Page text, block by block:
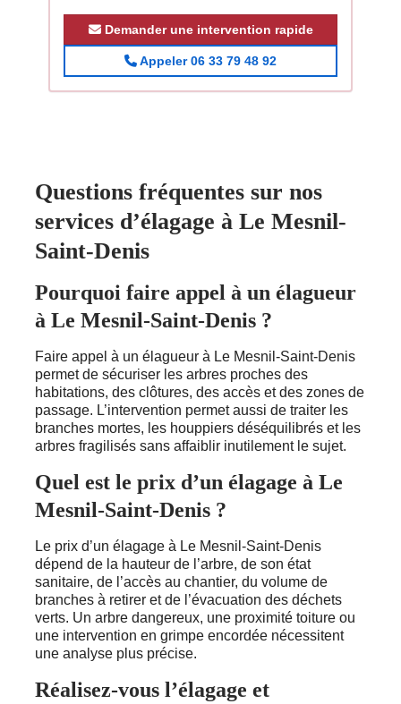
Demander une intervention rapide
Appeler 06 33 79 48 92
Questions fréquentes sur nos
services d’élagage à Le Mesnil-
Saint-Denis
Pourquoi faire appel à un élagueur
à Le Mesnil-Saint-Denis ?
Faire appel à un élagueur à Le Mesnil-Saint-Denis
permet de sécuriser les arbres proches des
habitations, des clôtures, des accès et des zones de
passage. L’intervention permet aussi de traiter les
branches mortes, les houppiers déséquilibrés et les
arbres fragilisés sans affaiblir inutilement le sujet.
Quel est le prix d’un élagage à Le
Mesnil-Saint-Denis ?
Le prix d’un élagage à Le Mesnil-Saint-Denis
dépend de la hauteur de l’arbre, de son état
sanitaire, de l’accès au chantier, du volume de
branches à retirer et de l’évacuation des déchets
verts. Un arbre dangereux, une proximité toiture ou
une intervention en grimpe encordée nécessitent
une analyse plus précise.
Réalisez-vous l’élagage et